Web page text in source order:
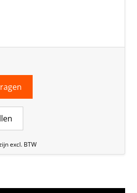
excl. BTW